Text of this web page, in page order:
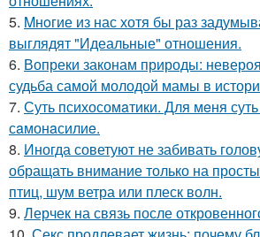
5. Mнoгие из нас хотя бы раз
выглядят "Идеальные" отношения.
6. Вопреки законам природы:
судьба самой молодой мамы в
7. Суть психосомaтики. Для мeня
сaмонaсилиe.
8. Иногда советуют не забивать
обращать внимание только на
птиц, шум ветра или плеск волн.
9. Лерчек на связь после